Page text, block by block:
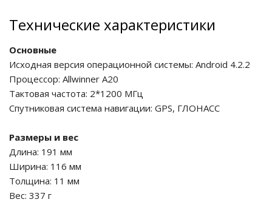
Технические характеристики
Основные
Исходная версия операционной системы: Android 4.2.2
Процессор: Allwinner A20
Тактовая частота: 2*1200 МГц
Спутниковая система навигации: GPS, ГЛОНАСС
Размеры и вес
Длина: 191 мм
Ширина: 116 мм
Толщина: 11 мм
Вес: 337 г